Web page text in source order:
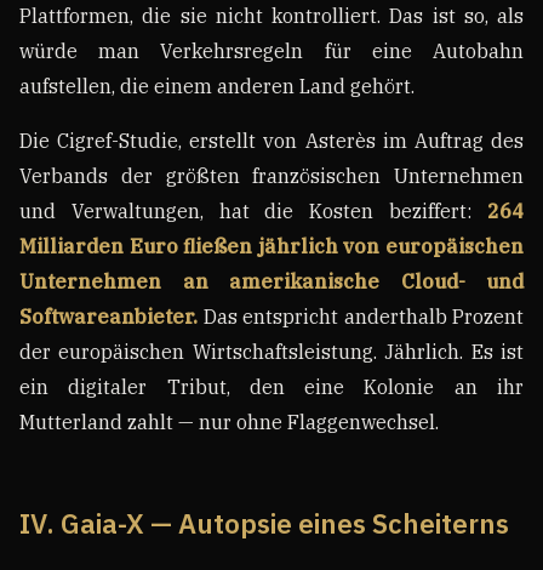
Plattformen, die sie nicht kontrolliert. Das ist so, als
würde man Verkehrsregeln für eine Autobahn
aufstellen, die einem anderen Land gehört.
Die Cigref-Studie, erstellt von Asterès im Auftrag des
Verbands der größten französischen Unternehmen
und Verwaltungen, hat die Kosten beziffert: 264
Milliarden Euro fließen jährlich von europäischen
Unternehmen an amerikanische Cloud- und
Softwareanbieter. Das entspricht anderthalb Prozent
der europäischen Wirtschaftsleistung. Jährlich. Es ist
ein digitaler Tribut, den eine Kolonie an ihr
Mutterland zahlt — nur ohne Flaggenwechsel.
IV. Gaia-X — Autopsie eines Scheiterns